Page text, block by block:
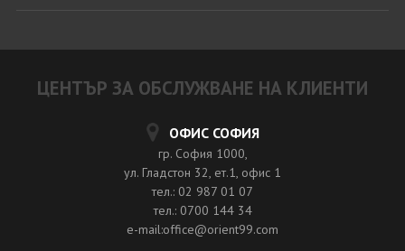
ЦЕНТЪР ЗА ОБСЛУЖВАНЕ НА КЛИЕНТИ
ОФИС СОФИЯ
гр. София 1000,
ул. Гладстон 32, ет.1, офис 1
тел.: 02 987 01 07
тел.: 0700 144 34
e-mail:office@orient99.com